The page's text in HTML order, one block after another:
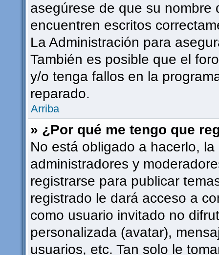
asegúrese de que su nombre
encuentren escritos
La Administración para
También es posible que el
y/o tenga fallos en la
reparado.
Arriba
» ¿Por qué me tengo que
No está obligado a hacerlo,
administradores y
registrarse para publicar
registrado le dará acceso a
como usuario invitado no
personalizada (avatar),
usuarios, etc. Tan solo le